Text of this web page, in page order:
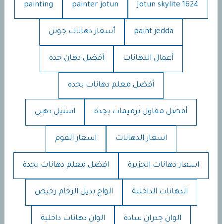
Jotun skylite 1624
painter jotun
painting
paint jedda أسعار دهانات جوتن
أعمال الدهانات أفضل دهان جده
أفضل معلم دهانات بجده
أفضل مقاول ترميمات بجدة استيل دهبي
اسعار الدهانات اسعار الفوم
اسعار دهانات الجزيرة افضل معلم دهانات بجدة
الدهانات الداخلية الواح بديل الرخام رخيص
الوان جدران سادة الوان دهانات داخلية